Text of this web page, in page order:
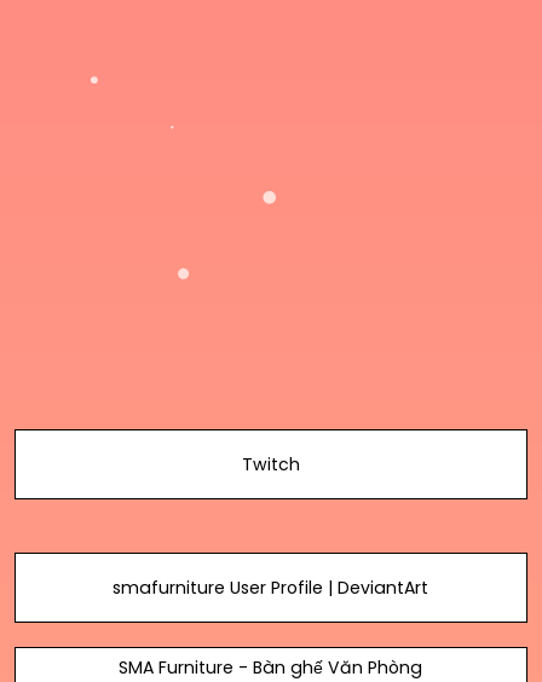
Twitch
smafurniture User Profile | DeviantArt
SMA Furniture - Bàn ghế Văn Phòng